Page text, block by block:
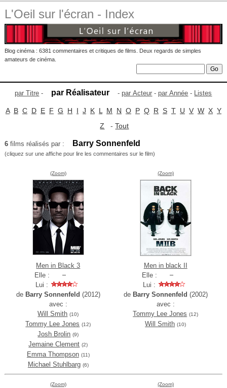
L'Oeil sur l'écran - Index
Blog cinéma : 6381 commentaires et critiques de films. Deux regards de simples
amateurs de cinéma.
par Titre - par Réalisateur -par Acteur -par Année - Listes
A B C D E F G H I J K L M N O P Q R S T U V W X Y
Z -Tout
6films réalisés par : Barry Sonnenfeld
(cliquez sur une affiche pour lire les commentaires sur le film)
(Zoom)
Men in Black 3
Elle :
Lui :
de Barry Sonnenfeld (2012)
avec :
Will Smith (10)
Tommy Lee Jones (12)
Josh Brolin (9)
Jemaine Clement (2)
Emma Thompson (11)
Michael Stuhlbarg (6)
(Zoom)
Men in black II
Elle :
Lui :
de Barry Sonnenfeld (2002)
avec :
Tommy Lee Jones (12)
Will Smith (10)
(Zoom) (Zoom)